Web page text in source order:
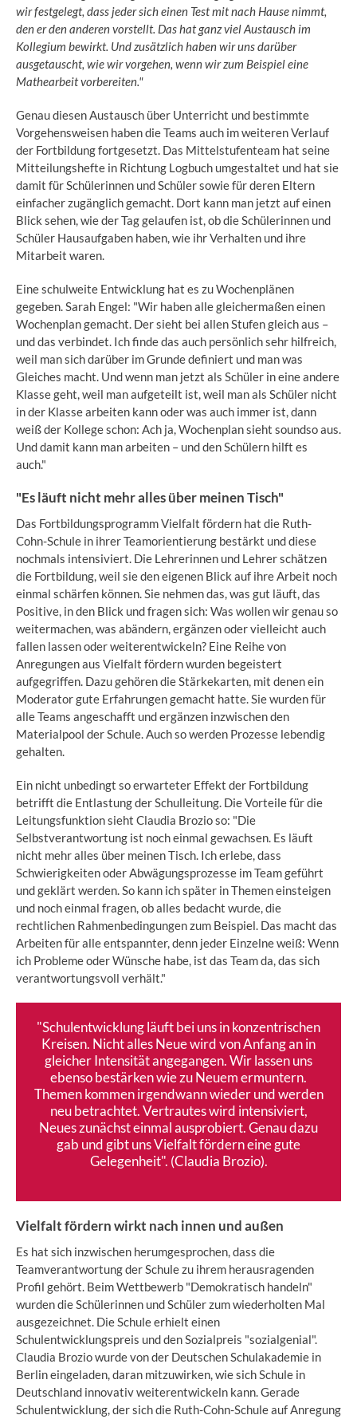
wir festgelegt, dass jeder sich einen Test mit nach Hause nimmt,
den er den anderen vorstellt. Das hat ganz viel Austausch im
Kollegium bewirkt. Und zusätzlich haben wir uns darüber
ausgetauscht, wie wir vorgehen, wenn wir zum Beispiel eine
Mathearbeit vorbereiten."
Genau diesen Austausch über Unterricht und bestimmte
Vorgehensweisen haben die Teams auch im weiteren Verlauf
der Fortbildung fortgesetzt. Das Mittelstufenteam hat seine
Mitteilungshefte in Richtung Logbuch umgestaltet und hat sie
damit für Schülerinnen und Schüler sowie für deren Eltern
einfacher zugänglich gemacht. Dort kann man jetzt auf einen
Blick sehen, wie der Tag gelaufen ist, ob die Schülerinnen und
Schüler Hausaufgaben haben, wie ihr Verhalten und ihre
Mitarbeit waren.
Eine schulweite Entwicklung hat es zu Wochenplänen
gegeben. Sarah Engel: "Wir haben alle gleichermaßen einen
Wochenplan gemacht. Der sieht bei allen Stufen gleich aus –
und das verbindet. Ich finde das auch persönlich sehr hilfreich,
weil man sich darüber im Grunde definiert und man was
Gleiches macht. Und wenn man jetzt als Schüler in eine andere
Klasse geht, weil man aufgeteilt ist, weil man als Schüler nicht
in der Klasse arbeiten kann oder was auch immer ist, dann
weiß der Kollege schon: Ach ja, Wochenplan sieht soundso aus.
Und damit kann man arbeiten – und den Schülern hilft es
auch."
"Es läuft nicht mehr alles über meinen Tisch"
Das Fortbildungsprogramm Vielfalt fördern hat die Ruth-
Cohn-Schule in ihrer Teamorientierung bestärkt und diese
nochmals intensiviert. Die Lehrerinnen und Lehrer schätzen
die Fortbildung, weil sie den eigenen Blick auf ihre Arbeit noch
einmal schärfen können. Sie nehmen das, was gut läuft, das
Positive, in den Blick und fragen sich: Was wollen wir genau so
weitermachen, was abändern, ergänzen oder vielleicht auch
fallen lassen oder weiterentwickeln? Eine Reihe von
Anregungen aus Vielfalt fördern wurden begeistert
aufgegriffen. Dazu gehören die Stärkekarten, mit denen ein
Moderator gute Erfahrungen gemacht hatte. Sie wurden für
alle Teams angeschafft und ergänzen inzwischen den
Materialpool der Schule. Auch so werden Prozesse lebendig
gehalten.
Ein nicht unbedingt so erwarteter Effekt der Fortbildung
betrifft die Entlastung der Schulleitung. Die Vorteile für die
Leitungsfunktion sieht Claudia Brozio so: "Die
Selbstverantwortung ist noch einmal gewachsen. Es läuft
nicht mehr alles über meinen Tisch. Ich erlebe, dass
Schwierigkeiten oder Abwägungsprozesse im Team geführt
und geklärt werden. So kann ich später in Themen einsteigen
und noch einmal fragen, ob alles bedacht wurde, die
rechtlichen Rahmenbedingungen zum Beispiel. Das macht das
Arbeiten für alle entspannter, denn jeder Einzelne weiß: Wenn
ich Probleme oder Wünsche habe, ist das Team da, das sich
verantwortungsvoll verhält."
"Schulentwicklung läuft bei uns in konzentrischen
Kreisen. Nicht alles Neue wird von Anfang an in
gleicher Intensität angegangen. Wir lassen uns
ebenso bestärken wie zu Neuem ermuntern.
Themen kommen irgendwann wieder und werden
neu betrachtet. Vertrautes wird intensiviert,
Neues zunächst einmal ausprobiert. Genau dazu
gab und gibt uns Vielfalt fördern eine gute
Gelegenheit". (Claudia Brozio).
Vielfalt fördern wirkt nach innen und außen
Es hat sich inzwischen herumgesprochen, dass die
Teamverantwortung der Schule zu ihrem herausragenden
Profil gehört. Beim Wettbewerb "Demokratisch handeln"
wurden die Schülerinnen und Schüler zum wiederholten Mal
ausgezeichnet. Die Schule erhielt einen
Schulentwicklungspreis und den Sozialpreis "sozialgenial".
Claudia Brozio wurde von der Deutschen Schulakademie in
Berlin eingeladen, daran mitzuwirken, wie sich Schule in
Deutschland innovativ weiterentwickeln kann. Gerade
Schulentwicklung, der sich die Ruth-Cohn-Schule auf Anregung